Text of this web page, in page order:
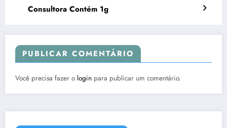
Consultora Contém 1g
PUBLICAR COMENTÁRIO
Você precisa fazer o login para publicar um comentário.